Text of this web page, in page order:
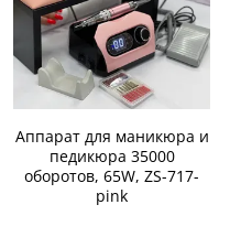
Аппарат для маникюра и
педикюра 35000
оборотов, 65W, ZS-717-
pink